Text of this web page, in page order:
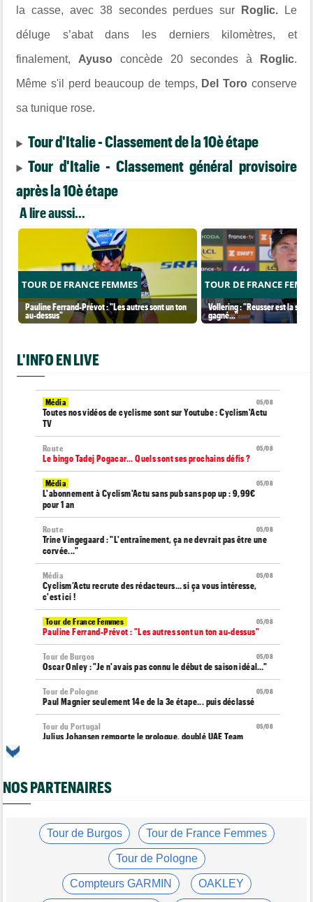
la casse, avec 38 secondes perdues sur Roglic.Le
déluge s’abat dans les derniers kilomètres, et
finalement, Ayuso concède 20 secondes à Roglic.
Même s'il perd beaucoup de temps, Del Toro conserve
sa tunique rose.
Tour d'Italie - Classement de la 10è étape
Tour d'Italie - Classement général provisoire
après la 10è étape
A lire aussi...
TOUR DE FRANCE FEMMES
Pauline Ferrand-Prévot : "Les autres sont un ton
au-dessus"
TOUR DE FRANCE
Vollering : "Reusser est la
gagné..."
L'INFO EN LIVE
05/08
Média
Toutes nos vidéos de cyclisme sont sur Youtube : Cyclism'Actu
TV
05/08
Route
Le bingo Tadej Pogacar... Quels sont ses prochains défis ?
05/08
Média
L'abonnement à Cyclism'Actu sans pub sans pop up : 9,99€
pour 1 an
05/08
Route
Trine Vingegaard : "L'entraînement, ça ne devrait pas être une
corvée..."
05/08
Média
Cyclism’Actu recrute des rédacteurs… si ça vous intéresse,
c'est ici !
05/08
Tour de France Femmes
Pauline Ferrand-Prévot : "Les autres sont un ton au-dessus"
05/08
Tour de Burgos
Oscar Onley : "Je n'avais pas connu le début de saison idéal…"
05/08
Tour de Pologne
Paul Magnier seulement 14e de la 3e étape... puis déclassé
05/08
Tour du Portugal
Julius Johansen remporte le prologue, doublé UAE Team
Marlen Reusser : "C'était différent du Mont Ventoux..."
WorldTour
Tour de France Femmes
Vollering : "Reusser est la seule qui n'a jamais gagné..."
Tour de France
Geraint Thomas : "On est passé à côté du Tour..."
NOS PARTENAIRES
Tour de Burgos Tour de France Femmes
Tour de Pologne
Compteurs GARMIN OAKLEY